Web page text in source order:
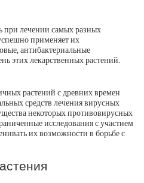
при лечении самых разных
применяет их
антибактериальные
этих лекарственных растений.
растений с древних времен
средств лечения вирусных
некоторых противовирусных
исследования с участием
их возможности в борьбе с